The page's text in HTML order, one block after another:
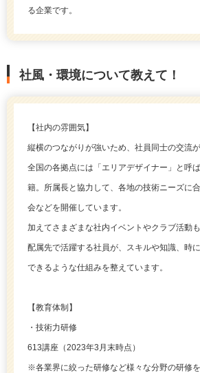
る企業です。
社風・環境について教えて！
【社内の雰囲気】
縦横のつながりが強いため、社員同士の交流が
全国の各拠点には「エリアデザイナー」と呼
籍。所属長と協力して、各地の技術ニーズに
会などを開催しています。
加えてさまざまな社内イベントやクラブ活動も
配属先で活躍する社員が、スキルや知識、時
できるような仕組みを整えています。
【教育体制】
・技術力研修
613講座（2023年3月末時点）
※各業界に絞った研修など様々な分野の研修